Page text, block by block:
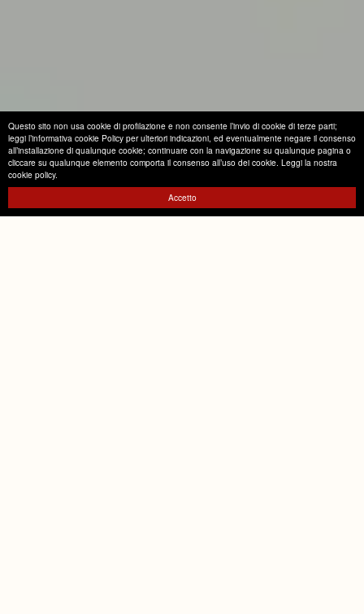
Accetto
Questo sito non usa cookie di profilazione e non consente l’invio di cookie di terze parti;
leggi l’informativa cookie Policy per ulteriori indicazioni, ed eventualmente negare il consenso
all’installazione di qualunque cookie; continuare con la navigazione su qualunque pagina o
cliccare su qualunque elemento comporta il consenso all’uso dei cookie. Leggi la nostra
cookie policy.